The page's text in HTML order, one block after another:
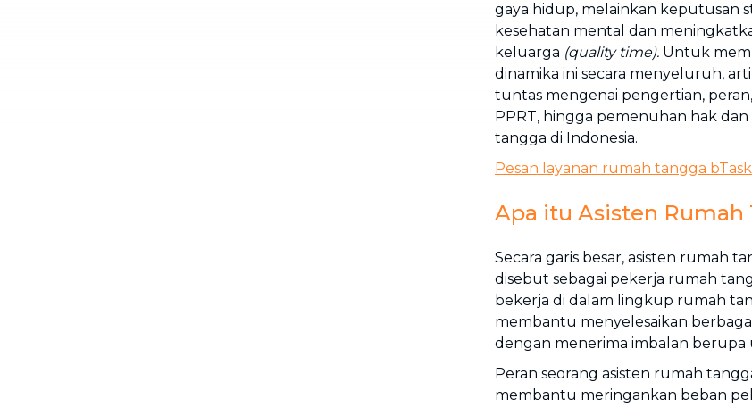
gaya hidup, melainkan keputusan
kesehatan mental dan
keluarga (quality time). Untuk
dinamika ini secara menyeluruh,
tuntas mengenai pengertian,
PPRT, hingga pemenuhan hak
tangga di Indonesia.
Pesan layanan rumah tangga
Apa itu Asisten Rumah
Secara garis besar, asisten rumah
disebut sebagai pekerja rumah
bekerja di dalam lingkup rumah
membantu menyelesaikan
dengan menerima imbalan berupa
Peran seorang asisten rumah
membantu meringankan beban